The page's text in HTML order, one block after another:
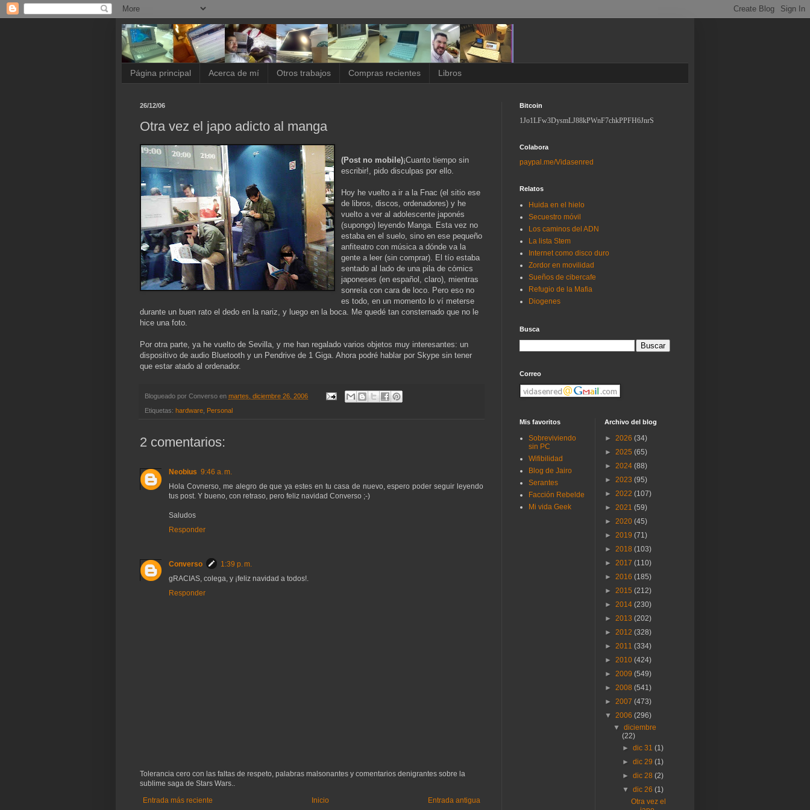
Página principal Acerca de mí Otros trabajos Compras recientes Libros
26/12/06
Otra vez el japo adicto al manga
(Post no mobile)¡Cuanto tiempo sin
escribir!, pido disculpas por ello.
Hoy he vuelto a ir a la Fnac (el sitio ese
de libros, discos, ordenadores) y he
vuelto a ver al adolescente japonés
(supongo) leyendo Manga. Esta vez no
estaba en el suelo, sino en ese pequeño
anfiteatro con música a dónde va la
gente a leer (sin comprar). El tío estaba
sentado al lado de una pila de cómics
japoneses (en español, claro), mientras
sonreía con cara de loco. Pero eso no
es todo, en un momento lo ví meterse
durante un buen rato el dedo en la nariz, y luego en la boca. Me quedé tan consternado que no le
hice una foto.
Por otra parte, ya he vuelto de Sevilla, y me han regalado varios objetos muy interesantes: un
dispositivo de audio Bluetooth y un Pendrive de 1 Giga. Ahora podré hablar por Skype sin tener
que estar atado al ordenador.
Blogueado por Converso en martes, diciembre 26, 2006
Etiquetas: hardware Personal
2 comentarios:
Neobius 9:46 a. m.
Hola Covnerso, me alegro de que ya estes en tu casa de nuevo, espero poder seguir leyendo
tus post. Y bueno, con retraso, pero feliz navidad Converso ;-)
Saludos
Responder
Converso
1:39 p. m.
gRACIAS, colega, y ¡feliz navidad a todos!.
Responder
Tolerancia cero con las faltas de respeto, palabras malsonantes y comentarios denigrantes sobre la
sublime saga de Stars Wars..
Entrada más reciente
Entrada antigua
Inicio
Bitcoin
1Jo1LFw3DysmLJ88kPWnF7chkPPFH6JnrS
Colabora
paypal.me/Vidasenred
Relatos
Huida en el hielo
Secuestro móvil
Los caminos del ADN
La lista Stem
Internet como disco duro
Zordor en movilidad
Sueños de cibercafe
Refugio de la Mafia
Diogenes
Busca
Correo
Mis favoritos
Sobreviviendo
sin PC
Wifibilidad
Blog de Jairo
Serantes
Facción Rebelde
Mi vida Geek
Archivo del blog
► 2026 (34)
► 2025 (65)
► 2024 (88)
► 2023 (95)
► 2022 (107)
► 2021 (59)
► 2020 (45)
► 2019 (71)
► 2018 (103)
► 2017 (110)
► 2016 (185)
► 2015 (212)
► 2014 (230)
► 2013 (202)
► 2012 (328)
► 2011 (334)
► 2010 (424)
► 2009 (549)
► 2008 (541)
► 2007 (473)
▼ 2006 (296)
▼diciembre
(22)
► dic 31 (1)
► dic 29 (1)
► dic 28 (2)
▼ dic 26 (1)
Otra vez el